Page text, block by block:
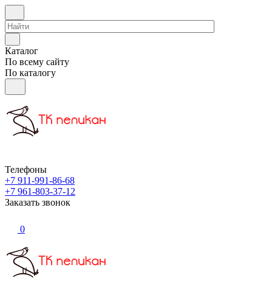
Каталог
По всему сайту
По каталогу
Телефоны
+7 911-991-86-68
+7 961-803-37-12
Заказать звонок
0